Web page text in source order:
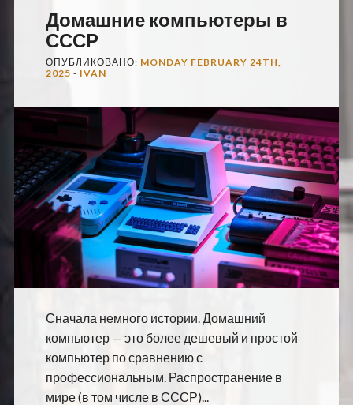
Домашние компьютеры в
СССР
ОПУБЛИКОВАНО: MONDAY FEBRUARY 24TH,
2025 - IVAN
Сначала немного истории. Домашний
компьютер — это более дешевый и простой
компьютер по сравнению с
профессиональным. Распространение в
мире (в том числе в СССР)...